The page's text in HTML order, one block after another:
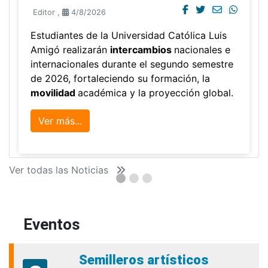
Editor , 4/8/2026
Estudiantes de la Universidad Católica Luis
Amigó realizarán intercambios nacionales e
internacionales durante el segundo semestre
de 2026, fortaleciendo su formación, la
movilidad académica y la proyección global.
Ver más...
Ver todas las Noticias
Eventos
Semilleros artísticos